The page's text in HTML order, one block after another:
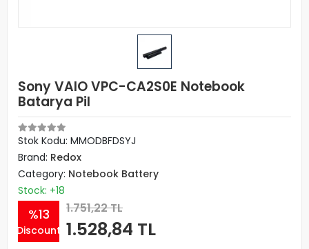
Sony VAIO VPC-CA2S0E Notebook
Batarya Pil
Stok Kodu: MMODBFDSYJ
Brand: Redox
Category: Notebook Battery
Stock: +18
%13
Discount
1.751,22 TL
1.528,84 TL